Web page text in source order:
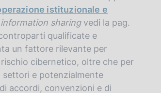
istituzionale e
information sharingvedi la pag.
qualificate e
un fattore rilevante per
cibernetico, oltre che per
settori e potenzialmente
accordi, convenzioni e di